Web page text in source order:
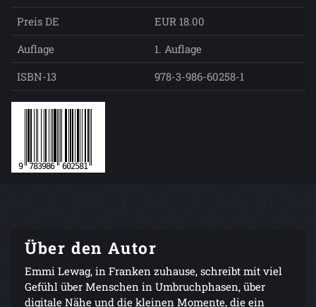
Preis DE
EUR 18.00
Auflage
1. Auflage
ISBN-13
978-3-986-60258-1
Über den Autor
Emmi Lewag, in Franken zuhause, schreibt mit viel
Gefühl über Menschen in Umbruchphasen, über
digitale Nähe und die kleinen Momente, die ein